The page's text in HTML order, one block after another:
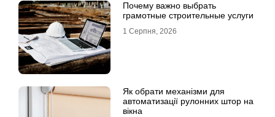
Почему важно выбрать
грамотные строительные услуги
1 Серпня, 2026
Як обрати механізми для
автоматизації рулонних штор на
вікна